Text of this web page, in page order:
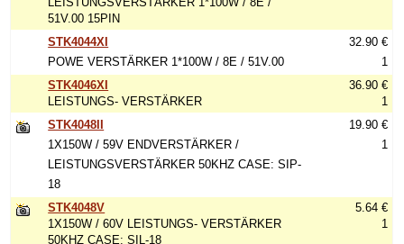
51V.00 15PIN
STK4044XI
POWE VERSTÄRKER 1*100W / 8E / 51V.00
32.90 €
1
STK4046XI
LEISTUNGS- VERSTÄRKER
36.90 €
1
STK4048II
1X150W / 59V ENDVERSTÄRKER /
LEISTUNGSVERSTÄRKER 50KHZ CASE: SIP-
18
19.90 €
1
STK4048V
1X150W / 60V LEISTUNGS- VERSTÄRKER
50KHZ CASE: SIL-18
5.64 €
1